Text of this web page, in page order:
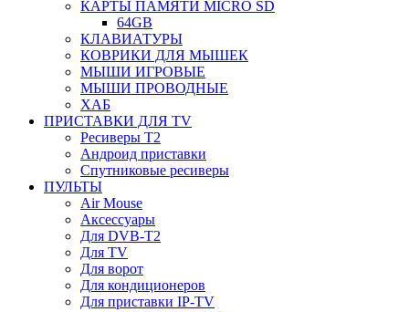
КАРТЫ ПАМЯТИ MICRO SD
64GB
КЛАВИАТУРЫ
КОВРИКИ ДЛЯ МЫШЕК
МЫШИ ИГРОВЫЕ
МЫШИ ПРОВОДНЫЕ
ХАБ
ПРИСТАВКИ ДЛЯ TV
Ресиверы Т2
Андроид приставки
Спутниковые ресиверы
ПУЛЬТЫ
Air Mouse
Аксессуары
Для DVB-T2
Для TV
Для ворот
Для кондиционеров
Для приставки IP-TV